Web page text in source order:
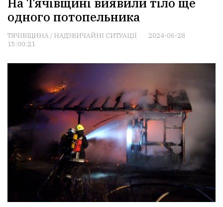
одного потопельника
ТЯЧІВЩИНА/ НАДЗВИЧАЙНІ СИТУАЦІЇ
2024-06-28
15:00:21